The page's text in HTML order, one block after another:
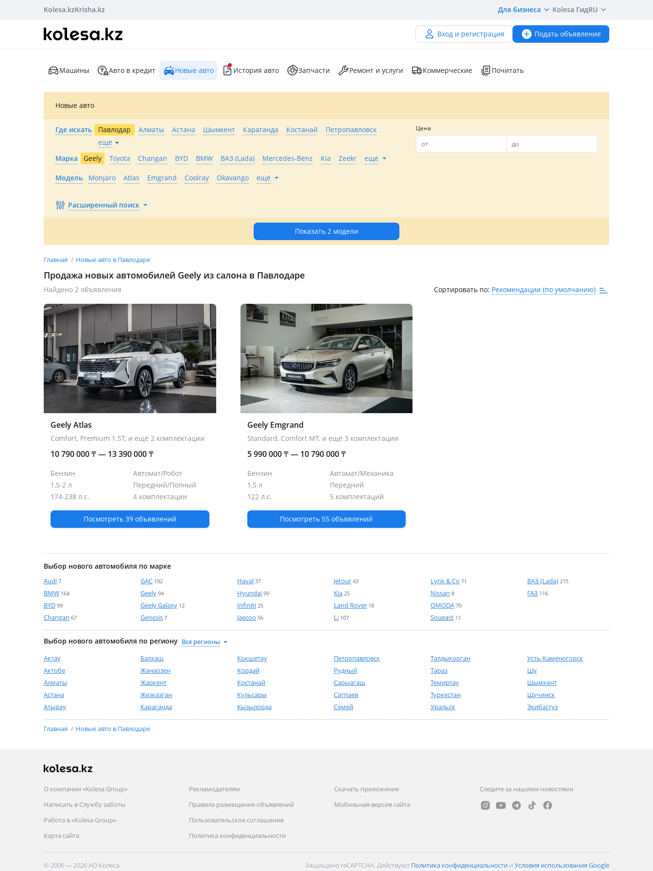
Kolesa.kzKrisha.kz Для бизнеса Kolesa ГидRU
Вход и регистрация Подать объявление
Машины Авто в кредит Новые авто История авто Запчасти Ремонт и услуги Коммерческие Почитать
Новые авто
Где искать Павлодар Алматы Астана Шымкент Караганда Костанай
Петропавловск
ещё
Марка
Geely Toyota Changan BYD BMW ВАЗ (Lada) Mercedes-Benz Kia Zeekr ещё
Модель Monjaro Atlas Emgrand Coolray Okavango ещё
Расширенный поиск
Цена
Показать 2 модели
Главная Новые авто в Павлодаре
Продажа новых автомобилей Geely из салона в Павлодаре
Найдено 2 объявления Сортировать по: Рекомендации (по умолчанию)
Geely Atlas
Comfort, Premium 1.5T, и ещё 2 комплектации
10 790 000₸— 13 390 000₸
Бензин
1,5-2 л
174-238 л.с.
Автомат/Робот
Передний/Полный
4 комплектации
Посмотреть 39 объявлений
Geely Emgrand
Standard, Comfort MT, и ещё 3 комплектации
5 990 000₸— 10 790 000₸
Бензин
1,5 л
122 л.с.
Автомат/Механика
Передний
5 комплектаций
Посмотреть 55 объявлений
Выбор нового автомобиля по марке
Audi 7
BMW 164
BYD 99
Changan 67
GAC 192
Geely 94
Geely Galaxy 12
Genesis 7
Haval 37
Hyundai 99
Infiniti 25
Jaecoo 56
Jetour 43
Kia 25
Land Rover 18
Li 107
Lynk & Co 71
Nissan 8
OMODA 70
Soueast 11
ВАЗ (Lada) 215
ГАЗ 116
Выбор нового автомобиля по региону
Актау
Актобе
Алматы
Астана
Атырау
Балхаш
Жанаозен
Жаркент
Жезказган
Караганда
Кокшетау
Кордай
Костанай
Кульсары
Кызылорда
Петропавловск
Рудный
Сарыагаш
Сатпаев
Семей
Талдыкорган
Тараз
Темиртау
Туркестан
Уральск
Усть-Каменогорск
Шу
Шымкент
Щучинск
Экибастуз
Главная Новые авто в Павлодаре
О компании «Kolesa Group»
Написать в Службу заботы
Работа в «Kolesa Group»
Карта сайта
Рекламодателям
Правила размещения объявлений
Пользовательское соглашение
Политика конфиденциальности
Скачать приложение
Мобильная версия сайта
Следите за нашими новостями
© 2006 — 2026 АО Колеса Защищено reCAPTCHA. Действуют Политика конфиденциальности и Условия использования Google